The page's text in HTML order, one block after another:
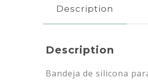
Description
Description
Bandeja de silicona